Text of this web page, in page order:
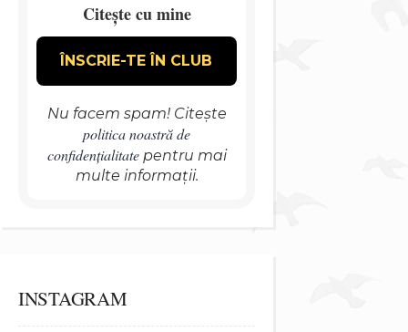
Citește cu mine
Nu facem spam! Citește
politica noastră de
confidențialitatepentru mai
multe informații.
INSTAGRAM